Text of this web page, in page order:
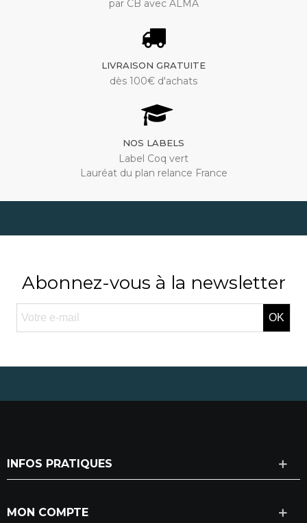
par CB avec ALMA
LIVRAISON GRATUITE
dès 100€ d'achats
NOS LABELS
Label Coq vert
Lauréat du plan relance France
Abonnez-vous à la newsletter
OK
INFOS PRATIQUES
MON COMPTE